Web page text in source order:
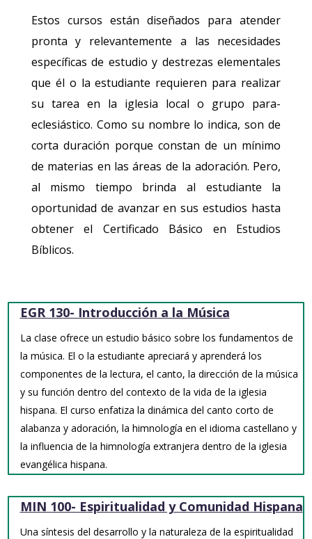
Estos cursos están diseñados para atender
pronta y relevantemente a las necesidades
específicas de estudio y destrezas elementales
que él o la estudiante requieren para realizar
su tarea en la iglesia local o grupo para-
eclesiástico. Como su nombre lo indica, son de
corta duración porque constan de un mínimo
de materias en las áreas de la adoración. Pero,
al mismo tiempo brinda al estudiante la
oportunidad de avanzar en sus estudios hasta
obtener el Certificado Básico en Estudios
Bíblicos.
EGR 130- Introducción a la Música
La clase ofrece un estudio básico sobre los fundamentos de
la música. El o la estudiante apreciará y aprenderá los
componentes de la lectura, el canto, la dirección de la música
y su función dentro del contexto de la vida de la iglesia
hispana. El curso enfatiza la dinámica del canto corto de
alabanza y adoración, la himnología en el idioma castellano y
la influencia de la himnología extranjera dentro de la iglesia
evangélica hispana.
MIN 100- Espiritualidad y Comunidad Hispana
Una síntesis del desarrollo y la naturaleza de la espiritualidad